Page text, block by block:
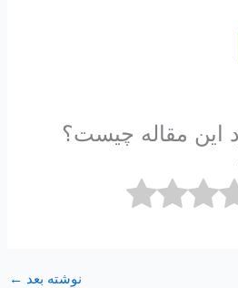
این مقاله چیست؟
نوشته بعد ←